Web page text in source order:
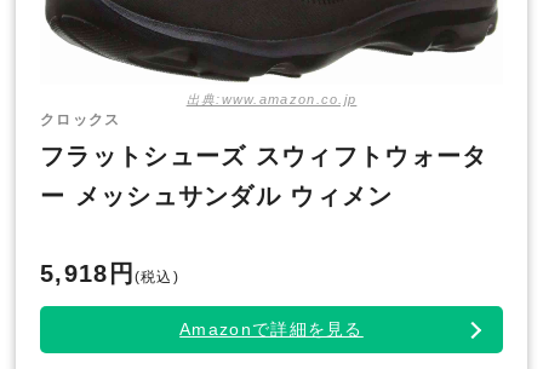
出典:www.amazon.co.jp
クロックス
フラットシューズ スウィフトウォータ
ー メッシュサンダル ウィメン
5,918円 (税込)
Amazonで詳細を見る